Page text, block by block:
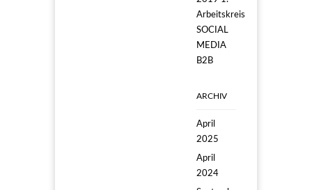
Arbeitskreis
SOCIAL
MEDIA
B2B
ARCHIV
April
2025
April
2024